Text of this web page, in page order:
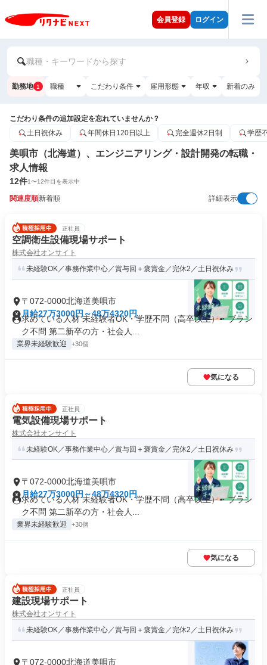
会員登録 ログイン
職種・キーワードから探す
勤務地 1 職種 こだわり条件 雇用形態 年収 新着のみ
こだわり条件の追加設定を忘れていませんか？
土日祝休み
年間休日120日以上 完全週休2日制 学歴
美唄市（北海道）、エンジニアリング・設計開発の転職・
求人情報
12件1〜12件目を表示中
関連度順新着順 詳細表示
正社員
空調衛生設備現場サポート
株式会社オンサイト
未経験OK／事務作業中心／賞与回＋褒賞金／完休2／土日祝休み
〒072-0000北海道美唄市
月給27万3000円～48万4320円
求めている人材 未経験者OK・学歴不問（高卒以上）・ブラン
ク不問 第二新卒の方・社会人...
業界未経験歓迎 +30個
気になる
正社員
電気設備現場サポート
株式会社オンサイト
未経験OK／事務作業中心／賞与回＋褒賞金／完休2／土日祝休み
〒072-0000北海道美唄市
月給27万3000円～48万4320円
求めている人材 未経験者OK・学歴不問（高卒以上）・ブラン
ク不問 第二新卒の方・社会人...
業界未経験歓迎 +30個
気になる
正社員
建設現場サポート
株式会社オンサイト
未経験OK／事務作業中心／賞与回＋褒賞金／完休2／土日祝休み
〒072-0000北海道美唄市